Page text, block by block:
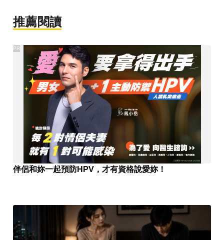
推薦閱讀
伴侶和妳一起預防HPV，才有資格說愛妳！
PR